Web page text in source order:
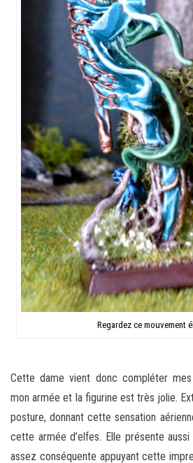
Regardez ce mouvement
Cette dame vient donc compléter
mon armée et la figurine est très jolie.
posture, donnant cette sensation
cette armée d’elfes. Elle présente
assez conséquente appuyant cette